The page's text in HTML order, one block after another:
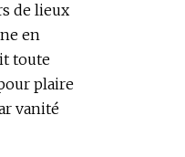
de lieux
en
toute
plaire
vanité